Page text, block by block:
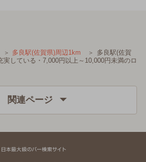
多良駅(佐賀県)周辺1km
多良駅(佐賀
実している・7,000円以上～10,000円未満のロ
関連ページ